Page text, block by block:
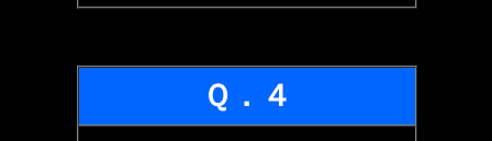
Ｑ．４